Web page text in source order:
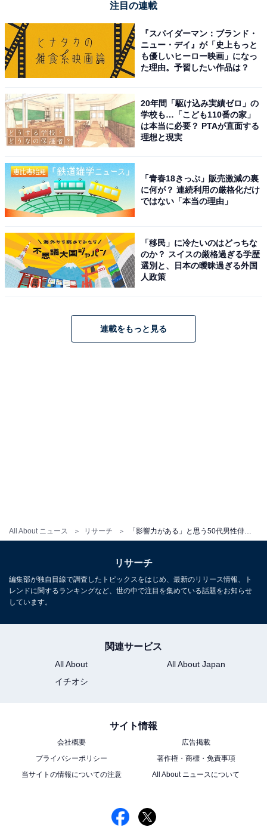
All About ニュース リサーチ
「キムタクの影響力は昔から日本一だと思います」（30
代女性／沖縄県）といったコメントが寄せられていま
す。
※コメントは全て原文ママです
この記事の筆者：斉藤 雄二 プロフィール
新潟出身、静岡在住の元プロドラマー。ライター執筆歴
は約8年。趣味は読書とフィットネスとfiat500でドライ
す。メインMCを担当するPodcast番組「だいたい二畳半
｜ホントは面白い住まいの話」をSpotifyやApplePodcast
で配信中！
次ページ
5位までの全ランキング結果を見
る
注目の連載
『スパイダーマン：ブランド・
ニュー・デイ』が「史上もっと
も優しいヒーロー映画」になっ
た理由。予習したい作品は？
20年間「駆け込み実績ゼロ」の
学校も…「こども110番の家」
は本当に必要？ PTAが直面する
理想と現実
「青春18きっぷ」販売激減の裏
に何が？ 連続利用の厳格化だけ
ではない「本当の理由」
「移民」に冷たいのはどっちな
のか？ スイスの厳格過ぎる学歴
選別と、日本の曖昧過ぎる外国
人政策
連載をもっと見る
リサーチ
編集部が独自目線で調査したトピックスをはじめ、最新のリリース情報、ト
レンドに関するランキングなど、世の中で注目を集めている話題をお知らせ
しています。
関連サービス
All About
All About Japan
イチオシ
サイト情報
会社概要
広告掲載
プライバシーポリシー
著作権・商標・免責事項
当サイトの情報についての注意
All About ニュースについて